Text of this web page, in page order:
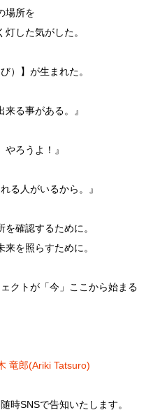
場所を
灯した気がした。
）】が生まれた。
来る事がある。』
やろうよ！』
る人がいるから。』
確認するために。
を照らすために。
クトが「今」ここから始まる
竜郎(Ariki Tatsuro)
時SNSで告知いたします。